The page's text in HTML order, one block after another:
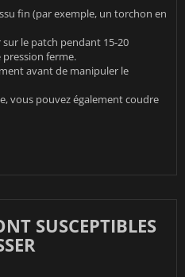
fin (par exemple, un torchon en
le patch pendant 15-20
ferme.
avant de manipuler le
vous pouvez également coudre
SUSCEPTIBLES